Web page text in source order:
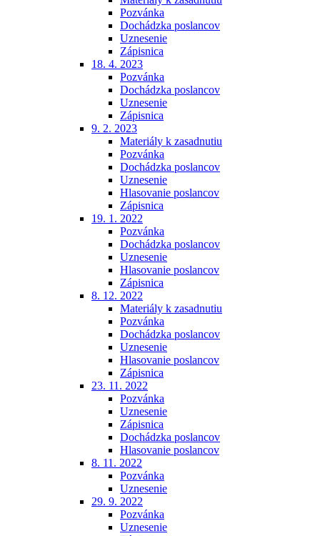
Pozvánka
Dochádzka poslancov
Uznesenie
Zápisnica
18. 4. 2023
Pozvánka
Dochádzka poslancov
Uznesenie
Zápisnica
9. 2. 2023
Materiály k zasadnutiu
Pozvánka
Dochádzka poslancov
Uznesenie
Hlasovanie poslancov
Zápisnica
19. 1. 2022
Pozvánka
Dochádzka poslancov
Uznesenie
Hlasovanie poslancov
Zápisnica
8. 12. 2022
Materiály k zasadnutiu
Pozvánka
Dochádzka poslancov
Uznesenie
Hlasovanie poslancov
Zápisnica
23. 11. 2022
Pozvánka
Uznesenie
Zápisnica
Dochádzka poslancov
Hlasovanie poslancov
8. 11. 2022
Pozvánka
Uznesenie
29. 9. 2022
Pozvánka
Uznesenie